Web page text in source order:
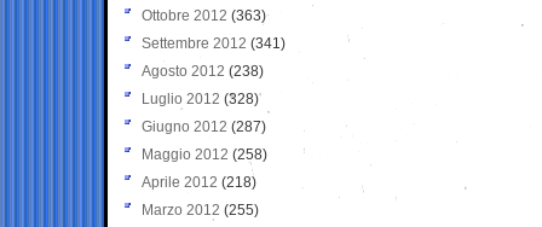
Ottobre 2012 (363)
Settembre 2012 (341)
Agosto 2012 (238)
Luglio 2012 (328)
Giugno 2012 (287)
Maggio 2012 (258)
Aprile 2012 (218)
Marzo 2012 (255)